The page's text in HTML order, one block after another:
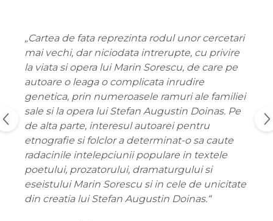
„Cartea de fata reprezinta rodul unor cercetari
mai vechi, dar niciodata intrerupte, cu privire
la viata si opera lui Marin Sorescu, de care pe
autoare o leaga o complicata inrudire
genetica, prin numeroasele ramuri ale familiei
sale si la opera lui Stefan Augustin Doinas. Pe
de alta parte, interesul autoarei pentru
etnografie si folclor a determinat-o sa caute
radacinile intelepciunii populare in textele
poetului, prozatorului, dramaturgului si
eseistului Marin Sorescu si in cele de unicitate
din creatia lui Stefan Augustin Doinas.“